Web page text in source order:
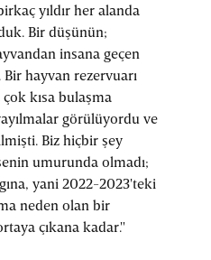
yıldır her alanda
Bir düşünün;
insana geçen
hayvan rezervuarı
çok kısa bulaşma
görülüyordu ve
Biz hiçbir şey
umurunda olmadı;
yani 2022-2023'teki
neden olan bir
çıkana kadar."